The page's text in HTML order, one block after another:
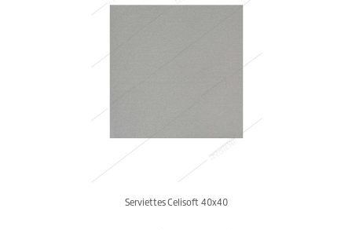
Serviettes Celisoft 40x40